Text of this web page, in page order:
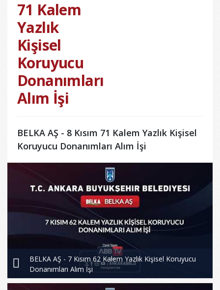
71 Kalem
Yazlık
Kişisel
Koruyucu
Donanımları
Alım İşi
BELKA AŞ - 8 Kısım 71 Kalem Yazlık Kişisel
Koruyucu Donanımları Alım İşi
BELKA AŞ - 7 Kısım 62 Kalem Yazlık Kişisel Koruyucu
Donanımları Alım İşi